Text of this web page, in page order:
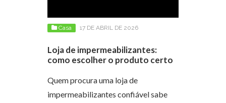
Casa 17 DE ABRIL DE 2026
Loja de impermeabilizantes:
como escolher o produto certo
Quem procura uma loja de
impermeabilizantes confiável sabe